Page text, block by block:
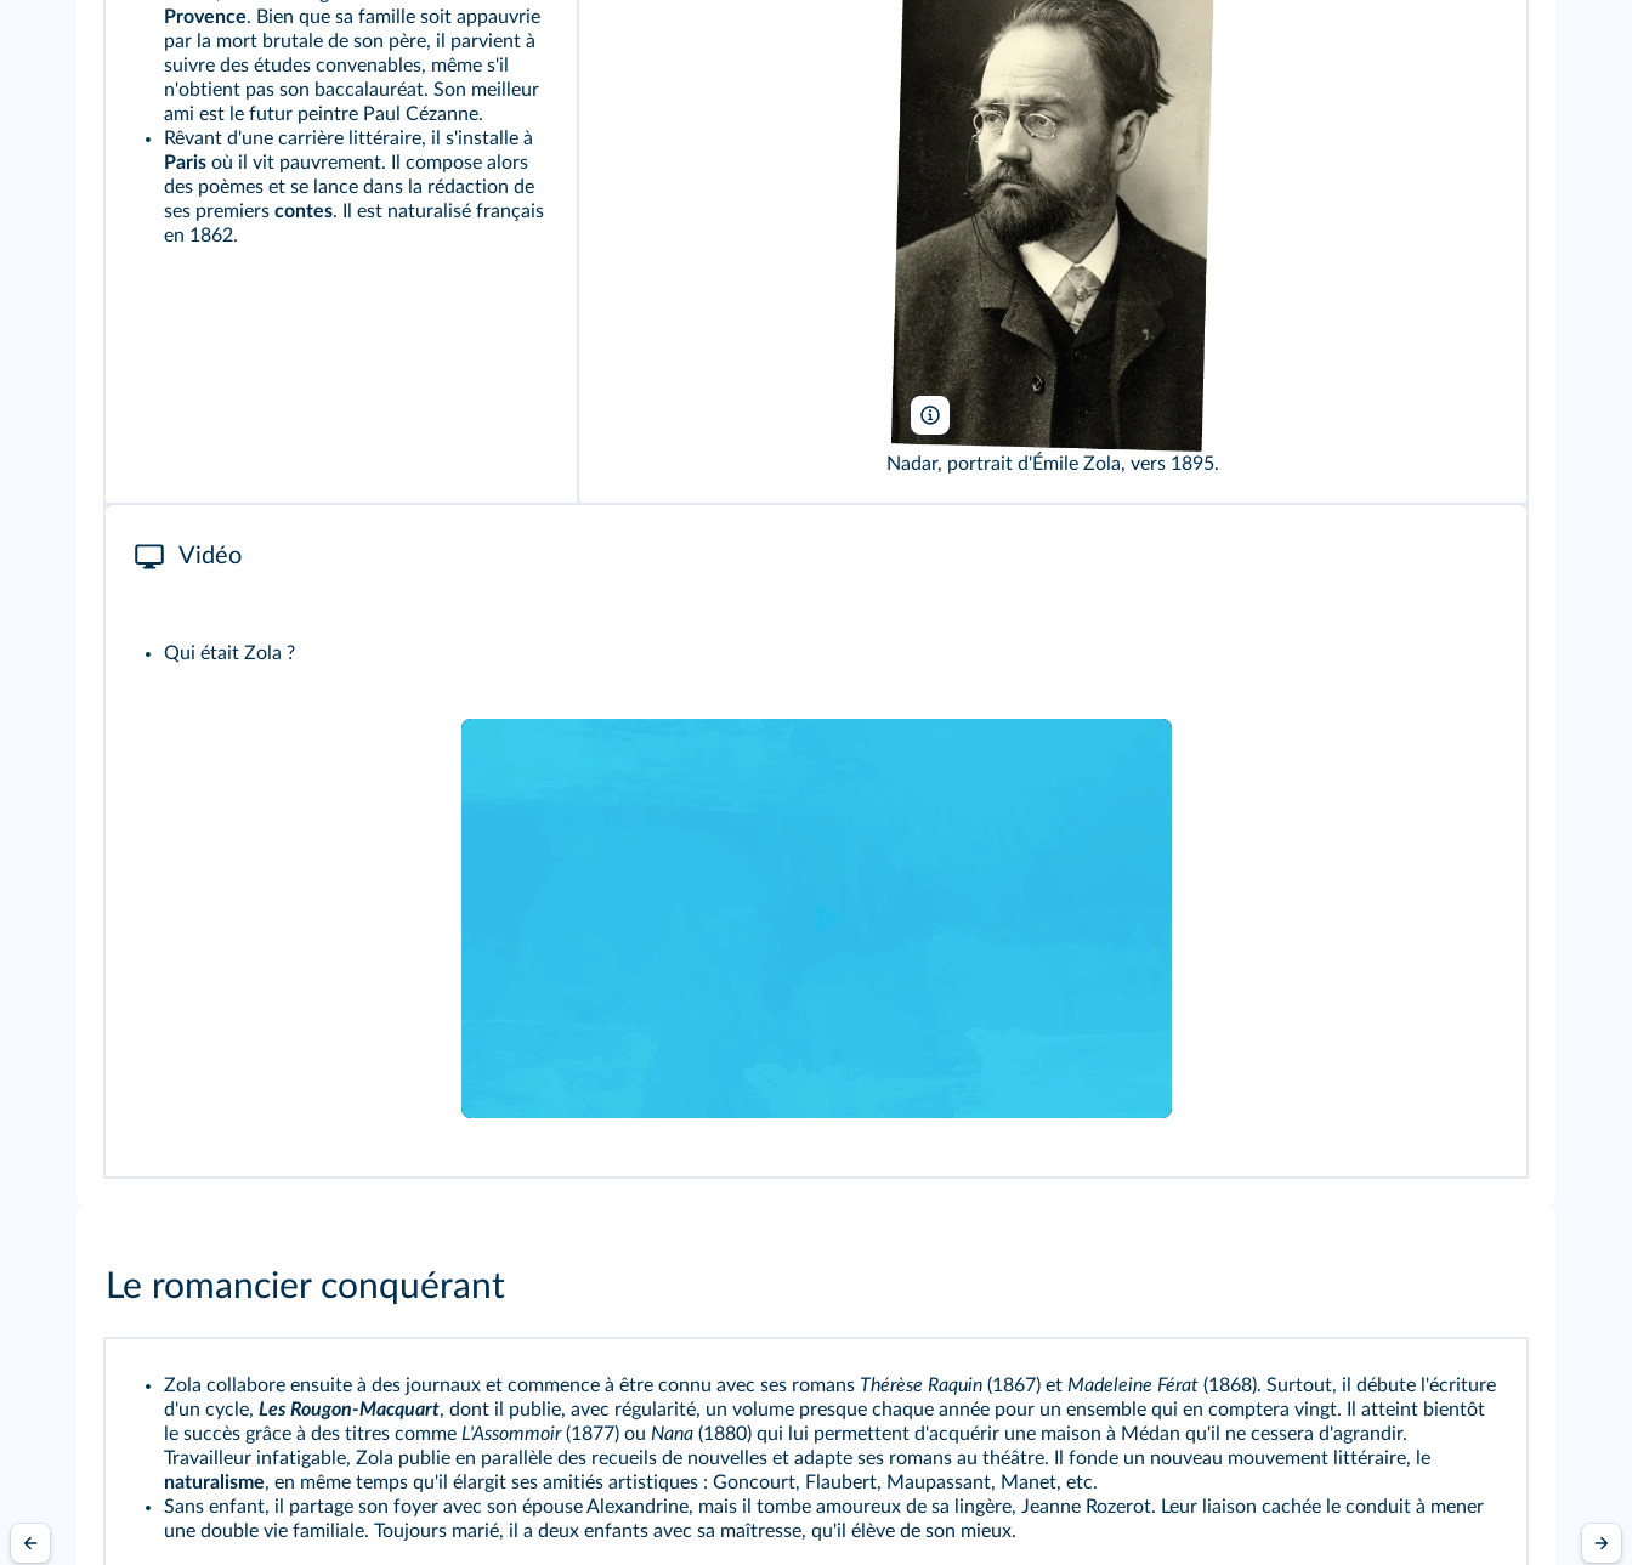
Provence. Bien que sa famille soit appauvrie
par la mort brutale de son père, il parvient à
suivre des études convenables, même s'il
n'obtient pas son baccalauréat. Son meilleur
ami est le futur peintre Paul Cézanne.
Rêvant d'une carrière littéraire, il s'installe à
Paris où il vit pauvrement. Il compose alors
des poèmes et se lance dans la rédaction de
ses premiers contes. Il est naturalisé français
en 1862.
AKG-images
Nadar, portrait d'Émile Zola, vers 1895.
Vidéo
Qui était Zola ?
Le romancier conquérant
Zola collabore ensuite à des journaux et commence à être connu avec ses romans Thérèse Raquin (1867) et Madeleine Férat (1868). Surtout, il débute l'écriture
d'un cycle, Les Rougon-Macquart, dont il publie, avec régularité, un volume presque chaque année pour un ensemble qui en comptera vingt. Il atteint bientôt
le succès grâce à des titres comme L'Assommoir(1877) ou Nana (1880) qui lui permettent d'acquérir une maison à Médan qu'il ne cessera d'agrandir.
Travailleur infatigable, Zola publie en parallèle des recueils de nouvelles et adapte ses romans au théâtre. Il fonde un nouveau mouvement littéraire, le
naturalisme, en même temps qu'il élargit ses amitiés artistiques : Goncourt, Flaubert, Maupassant, Manet, etc.
Sans enfant, il partage son foyer avec son épouse Alexandrine, mais il tombe amoureux de sa lingère, Jeanne Rozerot. Leur liaison cachée le conduit à mener
une double vie familiale. Toujours marié, il a deux enfants avec sa maîtresse, qu'il élève de son mieux.